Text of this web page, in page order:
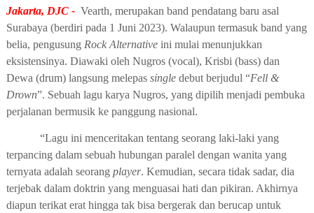
Jakarta, DJC - Vearth, merupakan band pendatang baru asal
Surabaya (berdiri pada 1 Juni 2023). Walaupun termasuk band yang
belia, pengusung Rock Alternativeini mulai menunjukkan
eksistensinya. Diawaki oleh Nugros (vocal), Krisbi (bass) dan
Dewa (drum) langsung melepas singledebut berjudul “Fell &
Drown”. Sebuah lagu karya Nugros, yang dipilih menjadi pembuka
perjalanan bermusik ke panggung nasional.
“Lagu ini menceritakan tentang seorang laki-laki yang
terpancing dalam sebuah hubungan paralel dengan wanita yang
ternyata adalah seorang player. Kemudian, secara tidak sadar, dia
terjebak dalam doktrin yang menguasai hati dan pikiran. Akhirnya
diapun terikat erat hingga tak bisa bergerak dan berucap untuk